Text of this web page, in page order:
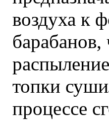
воздуха к
барабанов,
топки
процессе